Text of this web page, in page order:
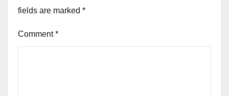
fields are marked *
Comment*